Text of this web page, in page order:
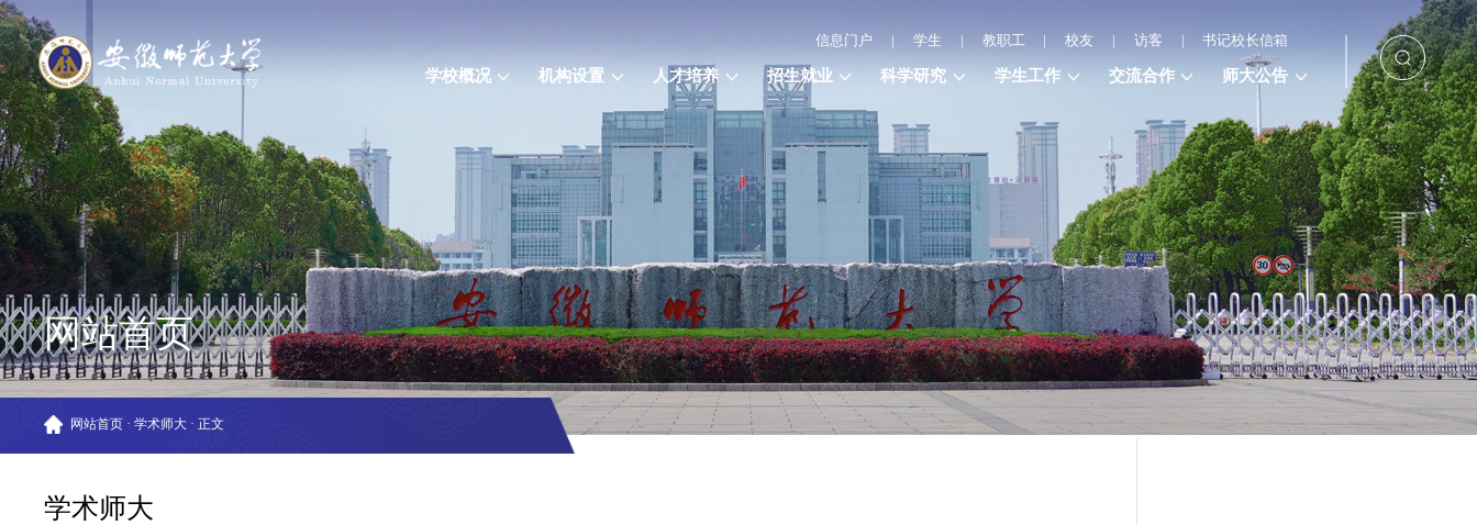
信息门户 | 学生 | 教职工 | 校友 | 访客 | 书记校长信箱
学校概况 机构设置 人才培养 招生就业 科学研究 学生工作 交流合作 师大公告
网站首页
网站首页 · 学术师大 · 正文
学术师大